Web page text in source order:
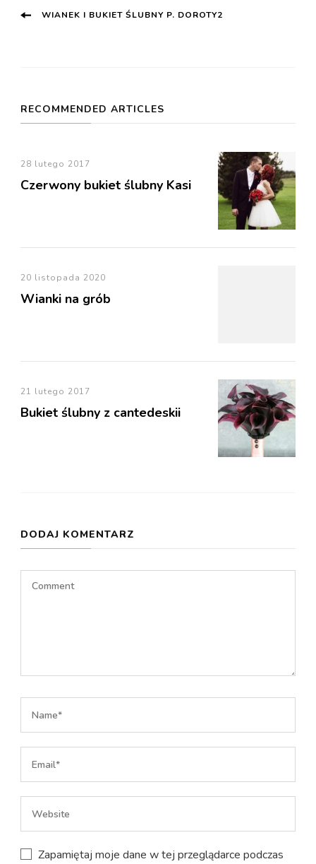
Post
WIANEK I BUKIET ŚLUBNY P. DOROTY2
RECOMMENDED ARTICLES
28 lutego 2017
Czerwony bukiet ślubny Kasi
20 listopada 2020
Wianki na grób
21 lutego 2017
Bukiet ślubny z cantedeskii
DODAJ KOMENTARZ
Zapamiętaj moje dane w tej przeglądarce podczas